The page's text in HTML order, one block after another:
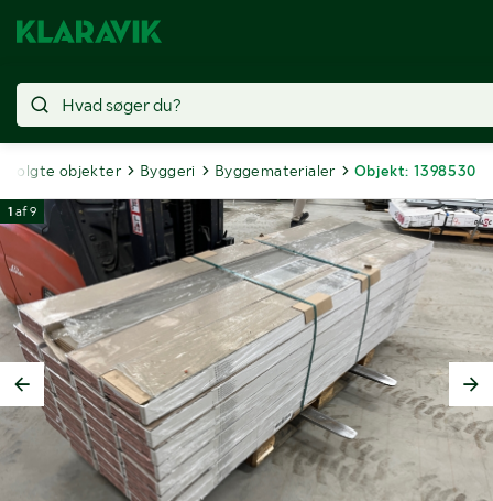
Solgte objekter Byggeri Byggematerialer Objekt: 1398530
1 af9